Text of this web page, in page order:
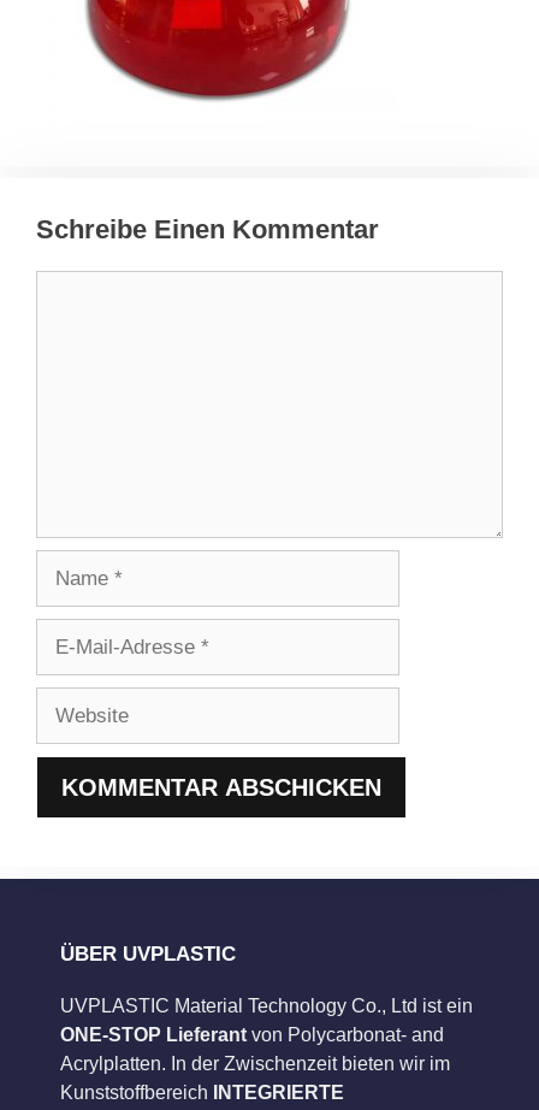
Schreibe Einen Kommentar
Adresse
ÜBER UVPLASTIC
UVPLASTIC Material Technology Co., Ltd ist ein
ONE-STOP Lieferant von Polycarbonat- and
Acrylplatten. In der Zwischenzeit bieten wir im
Kunststoffbereich
INTEGRIERTE